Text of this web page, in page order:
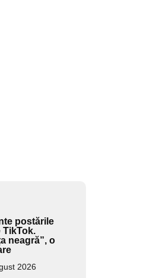
postările
TikTok.
neagră”, o
2026